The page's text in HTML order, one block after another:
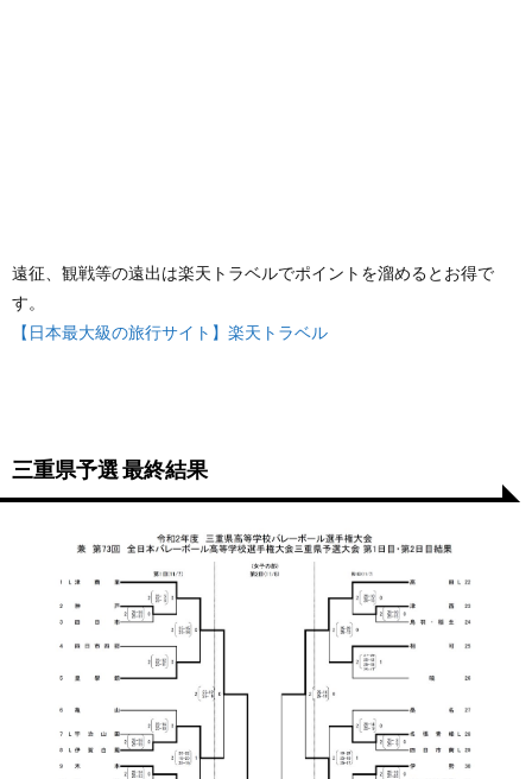
遠征、観戦等の遠出は楽天トラベルでポイントを溜めるとお得で
す。
【日本最大級の旅行サイト】楽天トラベル
三重県予選 最終結果